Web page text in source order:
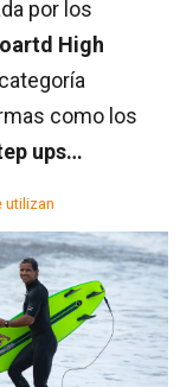
por los
High
como los
ups…
utilizan